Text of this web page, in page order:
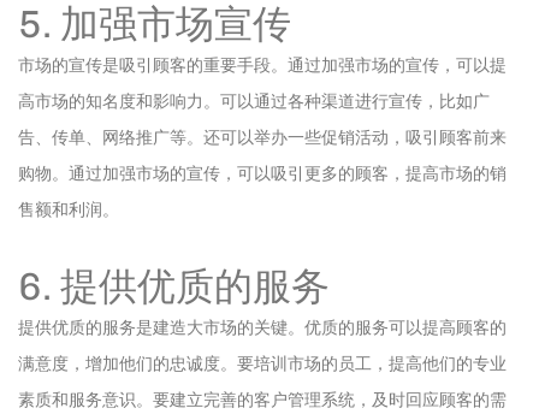
5. 加强市场宣传
市场的宣传是吸引顾客的重要手段。通过加强市场的宣传，可以提
高市场的知名度和影响力。可以通过各种渠道进行宣传，比如广
告、传单、网络推广等。还可以举办一些促销活动，吸引顾客前来
购物。通过加强市场的宣传，可以吸引更多的顾客，提高市场的销
售额和利润。
6. 提供优质的服务
提供优质的服务是建造大市场的关键。优质的服务可以提高顾客的
满意度，增加他们的忠诚度。要培训市场的员工，提高他们的专业
素质和服务意识。要建立完善的客户管理系统，及时回应顾客的需